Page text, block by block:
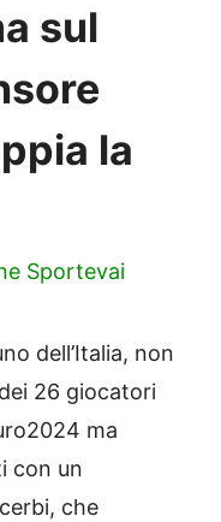
sul
la
Sportevai
dell’Italia, non
26 giocatori
ma
con un
che